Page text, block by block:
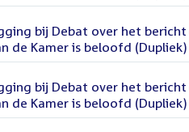
bij Debat over het
de Kamer is beloofd
bij Debat over het
de Kamer is beloofd